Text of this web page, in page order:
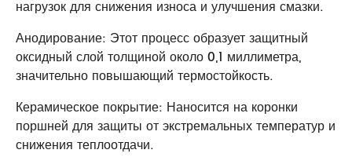
нагрузок для снижения износа и улучшения смазки.
Анодирование: Этот процесс образует защитный
оксидный слой толщиной около 0,1 миллиметра,
значительно повышающий термостойкость.
Керамическое покрытие: Наносится на коронки
поршней для защиты от экстремальных температур и
снижения теплоотдачи.